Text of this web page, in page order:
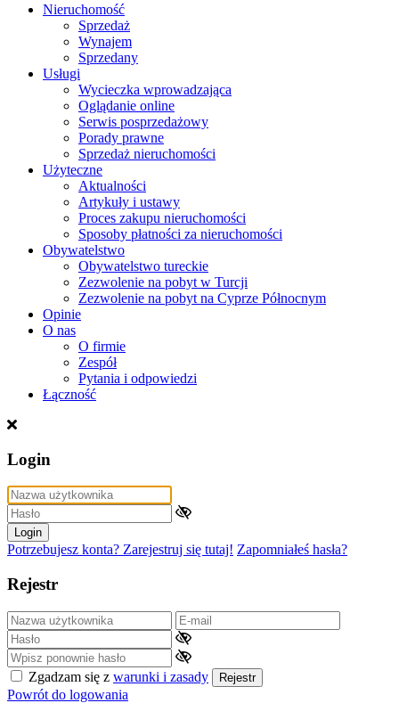
Nieruchomość
Sprzedaż
Wynajem
Sprzedany
Usługi
Wycieczka wprowadzająca
Oglądanie online
Serwis posprzedażowy
Porady prawne
Sprzedaż nieruchomości
Użyteczne
Aktualności
Artykuły i ustawy
Proces zakupu nieruchomości
Sposoby płatności za nieruchomości
Obywatelstwo
Obywatelstwo tureckie
Zezwolenie na pobyt w Turcji
Zezwolenie na pobyt na Cyprze Północnym
Opinie
O nas
O firmie
Zespół
Pytania i odpowiedzi
Łączność
Login
Login
Potrzebujesz konta? Zarejestruj się tutaj! Zapomniałeś hasła?
Rejestr
Zgadzam się z warunki i zasady Rejestr
Powrót do logowania